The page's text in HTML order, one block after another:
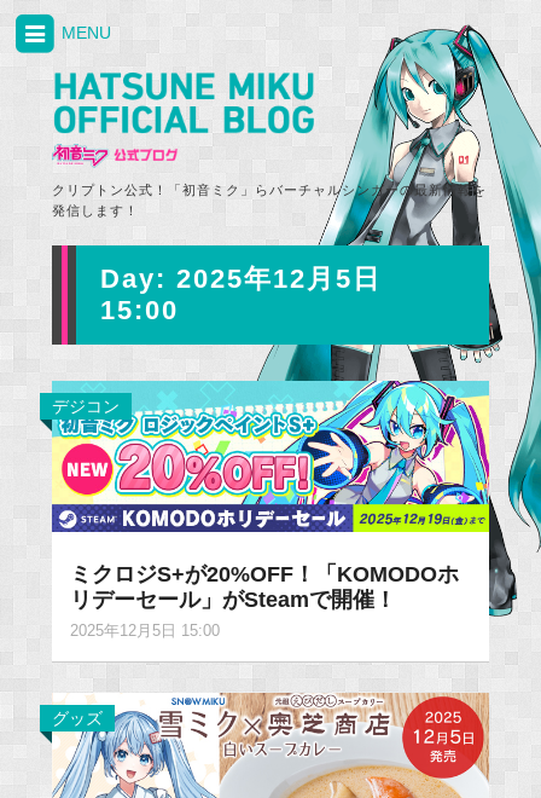
クリプトン公式！「初音ミク」らバーチャルシンガーの最新情報を
発信します！
MENU
Day: 2025年12月5日
15:00
デジコン
ミクロジS+が20%OFF！「KOMODOホ
リデーセール」がSteamで開催！
2025年12月5日 15:00
グッズ